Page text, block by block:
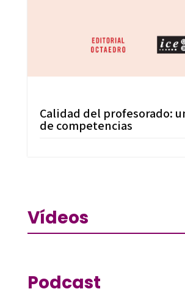
Calidad del profesorado:
de competencias
Vídeos
Podcast